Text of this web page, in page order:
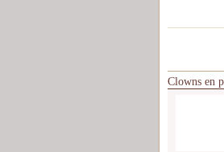
Clowns en